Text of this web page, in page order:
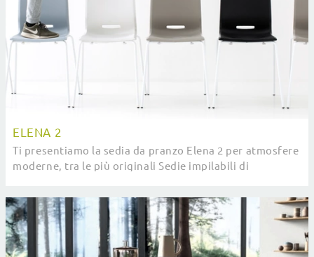
ELENA 2
Ti presentiamo la sedia da pranzo Elena 2 per atmosfere
moderne, tra le più originali Sedie impilabili di